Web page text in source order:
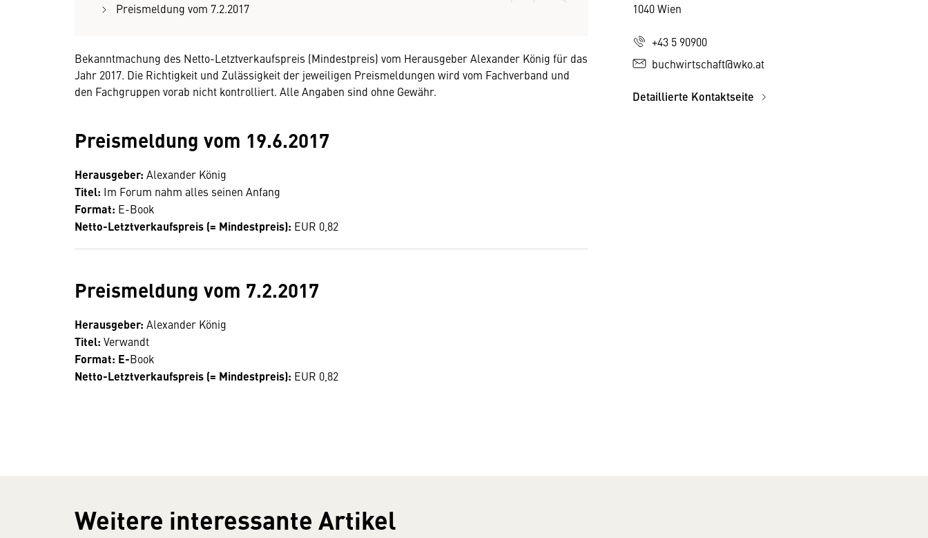
Preismeldung vom 7.2.2017
Bekanntmachung des Netto-Letztverkaufspreis (Mindestpreis) vom Herausgeber Alexander König für das
Jahr 2017. Die Richtigkeit und Zulässigkeit der jeweiligen Preismeldungen wird vom Fachverband und
den Fachgruppen vorab nicht kontrolliert. Alle Angaben sind ohne Gewähr.
Preismeldung vom 19.6.2017
Herausgeber: Alexander König
Titel: Im Forum nahm alles seinen Anfang
Format: E-Book
Netto-Letztverkaufspreis (= Mindestpreis): EUR 0,82
Preismeldung vom 7.2.2017
Herausgeber: Alexander König
Titel: Verwandt
Format: E-Book
Netto-Letztverkaufspreis (= Mindestpreis): EUR 0,82
1040 Wien
+43 5 90900
buchwirtschaft@wko.at
Detaillierte Kontaktseite
Weitere interessante Artikel